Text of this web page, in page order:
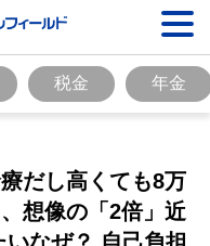
税金 年金
だし高くても8万
想像の「2倍」近
なぜ？ 自己負担